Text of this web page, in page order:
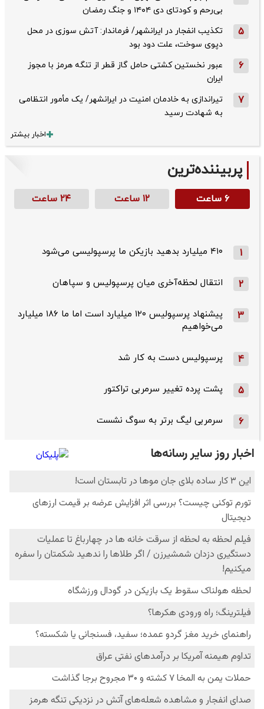
بی‌رحم و کودتای دی‌ ۱۴۰۴ و جنگ رمضان
5
تکذیب ‌انفجار در ایرانشهر/ فرماندار: آتش سوزی در محل
دپوی سوخت، علت دود بود
6
عبور نخستین کشتی حامل گاز قطر از تنگه هرمز با مجوز
ایران
7
تیراندازی به خادمان امنیت در ایرانشهر/ یک مأمور انتظامی
به شهادت رسید
اخبار بیشتر
پربیننده‌ترین
۶ ساعت ۱۲ ساعت ۲۴ ساعت
1 ۴۱۰ میلیارد بدهید بازیکن ما پرسپولیسی می‌شود
2 انتقال لحظه‌آخری میان پرسپولیس و سپاهان
3
پیشنهاد پرسپولیس ۱۲۰ میلیارد است اما ما ۱۸۶ میلیارد
می‌خواهیم
4 پرسپولیس دست به کار شد
5 پشت پرده تغییر سرمربی تراکتور
6 سرمربی لیگ برتر به سوگ نشست